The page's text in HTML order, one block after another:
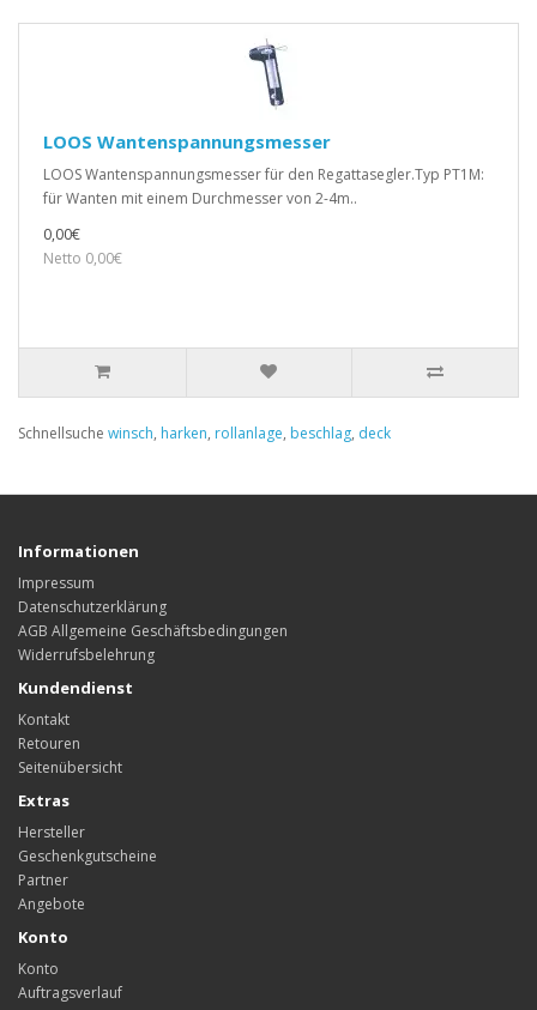
LOOS Wantenspannungsmesser
LOOS Wantenspannungsmesser für den Regattasegler.Typ PT1M:
für Wanten mit einem Durchmesser von 2-4m..
0,00€
Netto 0,00€
Schnellsuche winsch, harken, rollanlage, beschlag, deck
Informationen
Impressum
Datenschutzerklärung
AGB Allgemeine Geschäftsbedingungen
Widerrufsbelehrung
Kundendienst
Kontakt
Retouren
Seitenübersicht
Extras
Hersteller
Geschenkgutscheine
Partner
Angebote
Konto
Konto
Auftragsverlauf